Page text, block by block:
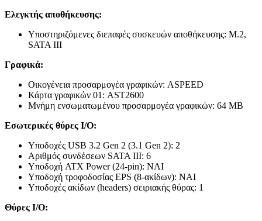
Ελεγκτής αποθήκευσης:
Υποστηριζόμενες διεπαφές συσκευών αποθήκευσης: M.2,
SATA III
Γραφικά:
Οικογένεια προσαρμογέα γραφικών: ASPEED
Κάρτα γραφικών 01: AST2600
Μνήμη ενσωματωμένου προσαρμογέα γραφικών: 64 MB
Εσωτερικές θύρες Ι/Ο:
Υποδοχές USB 3.2 Gen 2 (3.1 Gen 2): 2
Αριθμός συνδέσεων SATA III: 6
Υποδοχή ATX Power (24-pin): ΝΑΙ
Υποδοχή τροφοδοσίας EPS (8-ακίδων): ΝΑΙ
Υποδοχές ακίδων (headers) σειριακής θύρας: 1
Θύρες Ι/Ο: